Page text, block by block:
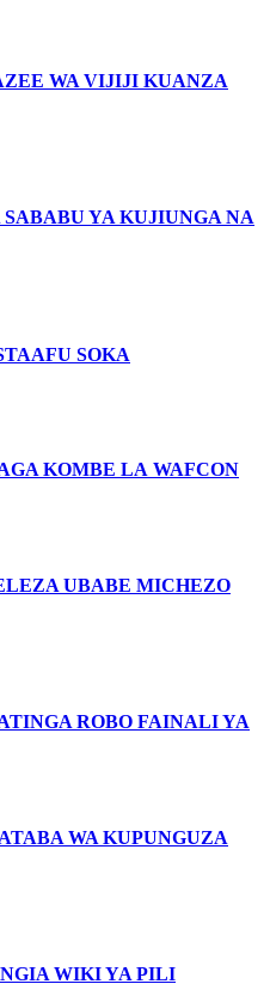
WA VIJIJI KUANZA
YA KUJIUNGA NA
SOKA
KOMBE LA WAFCON
UBABE MICHEZO
ROBO FAINALI YA
WA KUPUNGUZA
WIKI YA PILI